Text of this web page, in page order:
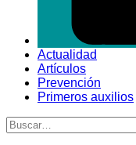
Actualidad
Artículos
Prevención
Primeros auxilios